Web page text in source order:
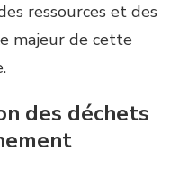
ressources et des
majeur de cette
des déchets